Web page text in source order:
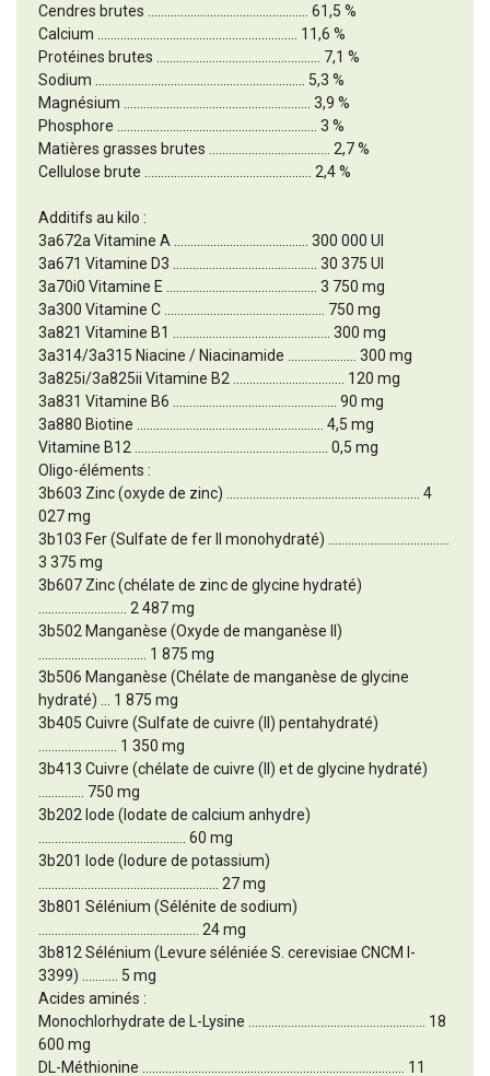
Cendres brutes ................................................. 61,5 %
Calcium ............................................................. 11,6 %
Protéines brutes .................................................. 7,1 %
Sodium ................................................................ 5,3 %
Magnésium ......................................................... 3,9 %
Phosphore ............................................................. 3 %
Matières grasses brutes ..................................... 2,7 %
Cellulose brute ................................................... 2,4 %
Additifs au kilo :
3a672a Vitamine A ......................................... 300 000 UI
3a671 Vitamine D3 ............................................ 30 375 UI
3a70i0 Vitamine E .............................................. 3 750 mg
3a300 Vitamine C ................................................. 750 mg
3a821 Vitamine B1 ................................................ 300 mg
3a314/3a315 Niacine / Niacinamide ..................... 300 mg
3a825i/3a825ii Vitamine B2 .................................. 120 mg
3a831 Vitamine B6 .................................................. 90 mg
3a880 Biotine ......................................................... 4,5 mg
Vitamine B12 ........................................................... 0,5 mg
Oligo-éléments :
3b603 Zinc (oxyde de zinc) ........................................................... 4
027 mg
3b103 Fer (Sulfate de fer II monohydraté) .....................................
3 375 mg
3b607 Zinc (chélate de zinc de glycine hydraté)
........................... 2 487 mg
3b502 Manganèse (Oxyde de manganèse II)
................................. 1 875 mg
3b506 Manganèse (Chélate de manganèse de glycine
hydraté) ... 1 875 mg
3b405 Cuivre (Sulfate de cuivre (II) pentahydraté)
........................ 1 350 mg
3b413 Cuivre (chélate de cuivre (II) et de glycine hydraté)
.............. 750 mg
3b202 Iode (Iodate de calcium anhydre)
............................................. 60 mg
3b201 Iode (Iodure de potassium)
....................................................... 27 mg
3b801 Sélénium (Sélénite de sodium)
................................................. 24 mg
3b812 Sélénium (Levure séléniée S. cerevisiae CNCM I-
3399) ........... 5 mg
Acides aminés :
Monochlorhydrate de L-Lysine ...................................................... 18
600 mg
DL-Méthionine ................................................................................ 11